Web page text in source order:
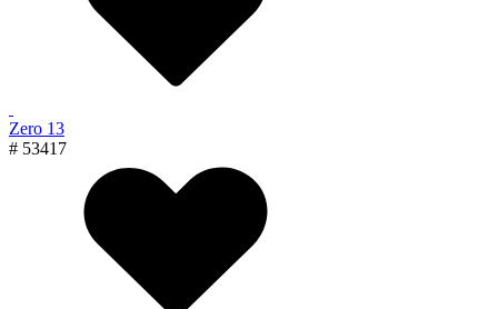
Zero 13
# 53417